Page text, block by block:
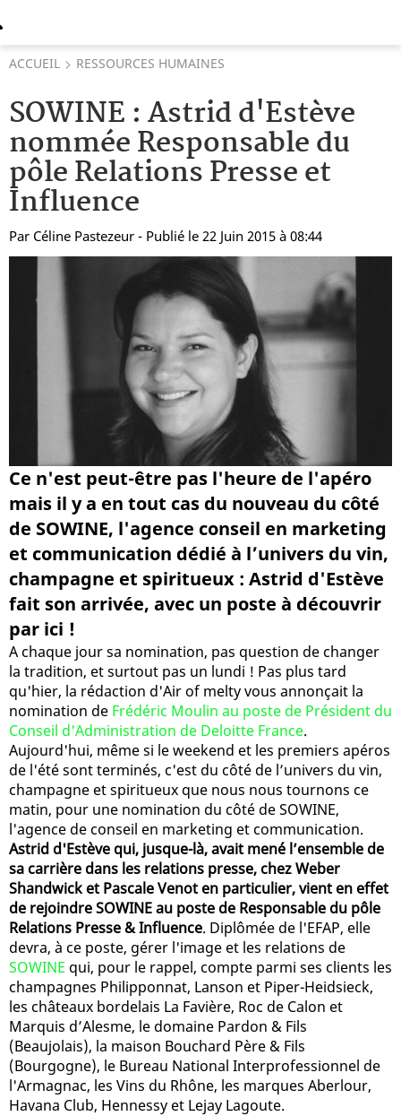
ACCUEIL RESSOURCES HUMAINES
SOWINE : Astrid d'Estève
nommée Responsable du
pôle Relations Presse et
Influence
Par Céline Pastezeur - Publié le 22 Juin 2015 à 08:44
Ce n'est peut-être pas l'heure de l'apéro
mais il y a en tout cas du nouveau du côté
de SOWINE, l'agence conseil en marketing
et communication dédié à l’univers du vin,
champagne et spiritueux : Astrid d'Estève
fait son arrivée, avec un poste à découvrir
par ici !
A chaque jour sa nomination, pas question de changer
la tradition, et surtout pas un lundi ! Pas plus tard
qu'hier, la rédaction d'Air of melty vous annonçait la
nomination de Frédéric Moulin au poste de Président du
Conseil d'Administration de Deloitte France.
Aujourd'hui, même si le weekend et les premiers apéros
de l'été sont terminés, c'est du côté de l’univers du vin,
champagne et spiritueux que nous nous tournons ce
matin, pour une nomination du côté de SOWINE,
l'agence de conseil en marketing et communication.
Astrid d'Estève qui, jusque-là, avait mené l’ensemble de
sa carrière dans les relations presse, chez Weber
Shandwick et Pascale Venot en particulier, vient en effet
de rejoindre SOWINE au poste de Responsable du pôle
Relations Presse & Influence. Diplômée de l'EFAP, elle
devra, à ce poste, gérer l'image et les relations de
SOWINE qui, pour le rappel, compte parmi ses clients les
champagnes Philipponnat, Lanson et Piper-Heidsieck,
les châteaux bordelais La Favière, Roc de Calon et
Marquis d’Alesme, le domaine Pardon & Fils
(Beaujolais), la maison Bouchard Père & Fils
(Bourgogne), le Bureau National Interprofessionnel de
l'Armagnac, les Vins du Rhône, les marques Aberlour,
Havana Club, Hennessy et Lejay Lagoute.